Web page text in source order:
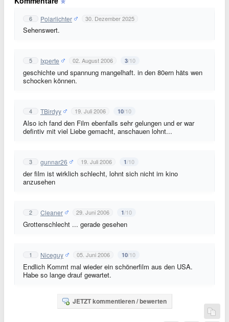
6 Polarlichter 30. Dezember 2025
Sehenswert.
5 Ixperte 02. August 2006 3/10
geschichte und spannung mangelhaft. in den 80ern häts wen
schocken können.
4 TBirdyy 19. Juli 2006 10/10
Also ich fand den Film ebenfalls sehr gelungen und er war
defintiv mit viel Liebe gemacht, anschauen lohnt...
3 gunnar26 19. Juli 2006 1/10
der film ist wirklich schlecht, lohnt sich nicht im kino
anzusehen
2 Cleaner 29. Juni 2006 1/10
Grottenschlecht ... gerade gesehen
1 Niceguy 05. Juni 2006 10/10
Endlich Kommt mal wieder ein schönerfilm aus den USA.
Habe so lange drauf gewartet.
JETZT kommentieren / bewerten